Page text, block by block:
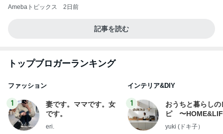
Amebaトピックス 2日前
記事を読む
トップブロガーランキング
ファッション
1
妻です。ママです。女
です。
eri.
インテリア&DIY
1
おうちと暮らしの
ピ 〜
yuki (ドキ子）